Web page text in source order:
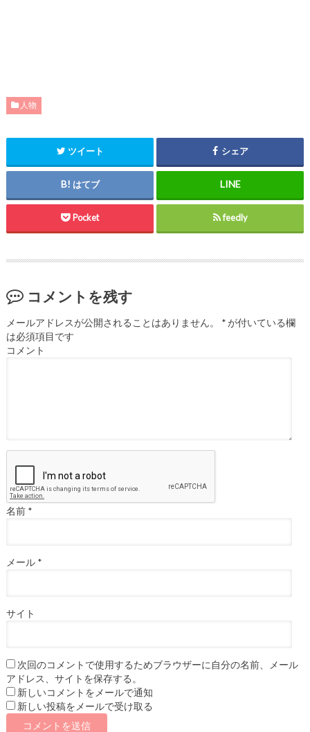
人物
ツイート シェア
はてブ
Pocket feedly
コメントを残す
メールアドレスが公開されることはありません。 *が付いている欄
は必須項目です
コメント
名前 *
メール *
サイト
次回のコメントで使用するためブラウザーに自分の名前、メール
アドレス、サイトを保存する。
新しいコメントをメールで通知
新しい投稿をメールで受け取る